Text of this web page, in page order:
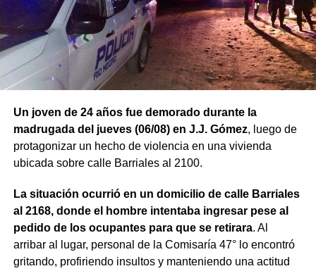
Un joven de 24 años fue demorado durante la
madrugada del jueves (06/08) en J.J. Gómez, luego de
protagonizar un hecho de violencia en una vivienda
ubicada sobre calle Barriales al 2100.
La situación ocurrió en un domicilio de calle Barriales
al 2168, donde el hombre intentaba ingresar pese al
pedido de los ocupantes para que se retirara. Al
arribar al lugar, personal de la Comisaría 47° lo encontró
gritando, profiriendo insultos y manteniendo una actitud